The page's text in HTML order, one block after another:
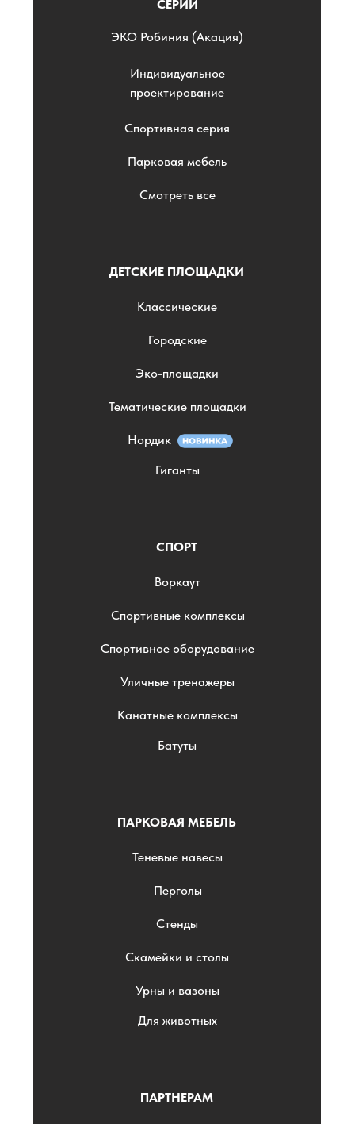
СЕРИИ
ЭKO Робиния (Акация)
Спортивная серия
Парковая мебель
Смотреть все
Индивидуальное
проектирование
ПАРТНЕРАМ
ДЕТСКИЕ ПЛОЩАДКИ
Классические
Городские
Эко-площадки
Тематические площадки
Нордик
Гиганты
СПОРТ
Воркаут
Спортивные комплексы
Спортивное оборудование
Уличные тренажеры
Канатные комплексы
Батуты
ПАРКОВАЯ МЕБЕЛЬ
Теневые навесы
Перголы
Стенды
Скамейки и столы
Урны и вазоны
Для животных